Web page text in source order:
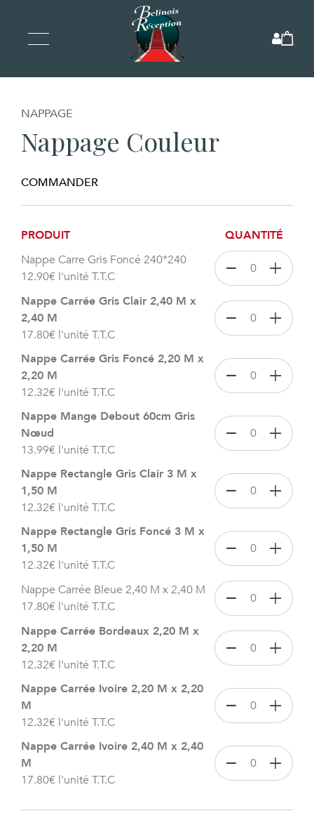
NAPPAGE
Nappage Couleur
COMMANDER
PRODUIT
QUANTITÉ
Nappe Carre Gris Foncé 240*240
12.90€ l'unité T.T.C
Nappe Carrée Gris Clair 2,40 M x
2,40 M
17.80€ l'unité T.T.C
Nappe Carrée Gris Foncé 2,20 M x
2,20 M
12.32€ l'unité T.T.C
Nappe Mange Debout 60cm Gris
Nœud
13.99€ l'unité T.T.C
Nappe Rectangle Gris Clair 3 M x
1,50 M
12.32€ l'unité T.T.C
Nappe Rectangle Gris Foncé 3 M x
1,50 M
12.32€ l'unité T.T.C
Nappe Carrée Bleue 2,40 M x 2,40 M
17.80€ l'unité T.T.C
Nappe Carrée Bordeaux 2,20 M x
2,20 M
12.32€ l'unité T.T.C
Nappe Carrée Ivoire 2,20 M x 2,20
M
12.32€ l'unité T.T.C
Nappe Carrée Ivoire 2,40 M x 2,40
M
17.80€ l'unité T.T.C